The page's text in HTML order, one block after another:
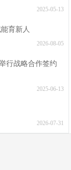
2025-05-13
育新人
2026-08-05
行战略合作签约
2025-06-13
2026-07-31